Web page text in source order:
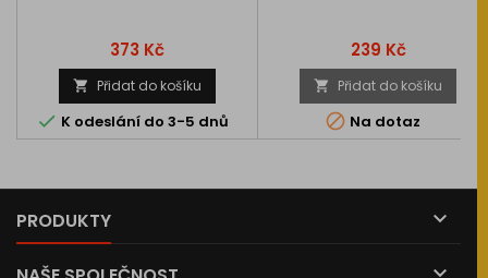
Cena
373 Kč
 Přidat do košíku
 K odeslání do 3-5 dnů
Cena
239 Kč
 Přidat do košíku
 Na dotaz
PRODUKTY 